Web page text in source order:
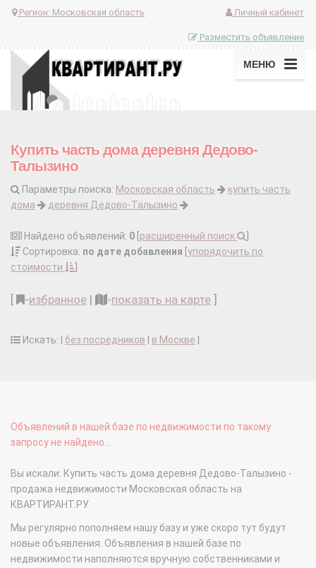
Регион: Московская область Личный кабинет
Разместить объявление
МЕНЮ
Купить часть дома деревня Дедово-
Талызино
Параметры поиска: Московская область
купить часть
дома
деревня Дедово-Талызино
Найдено объявлений: 0 расширенный поиск
Сортировка: по дате добавления упорядочить по
стоимости
-избранное | -показать на карте
Искать: | без посредников в Москве
Объявлений в нашей базе по недвижимости по такому
запросу не найдено...
Вы искали: Купить часть дома деревня Дедово-Талызино -
продажа недвижимости Московская область на
КВАРТИРАНТ.РУ
Мы регулярно пополняем нашу базу и уже скоро тут будут
новые объявления. Объявления в нашей базе по
недвижимости наполняются вручную собственниками и